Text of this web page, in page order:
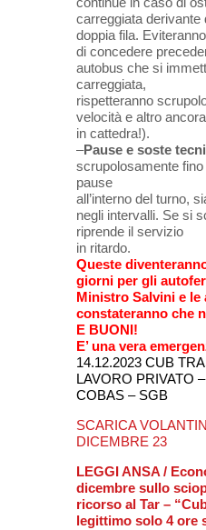
carreggiata derivante
doppia fila. Eviteranno
di concedere
autobus che si
carreggiata,
rispetteranno
velocità e altro
in cattedra!).
–Pause e soste
scrupolosamente fino
pause
all’interno del turno,
negli intervalli. Se si
riprende il servizio
in ritardo.
Queste
giorni per gli
Ministro Salvini e le
constateranno che
E BUONI!
E’ una vera
14.12.2023 CUB
LAVORO PRIVATO
COBAS – SGB
SCARICA
DICEMBRE 23
LEGGI ANSA /
dicembre sullo
ricorso al Tar –
legittimo solo 4 ore